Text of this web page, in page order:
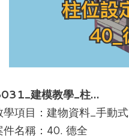
建模教學_柱…
學項目：建物資料_手動式
件名稱：40. 德全